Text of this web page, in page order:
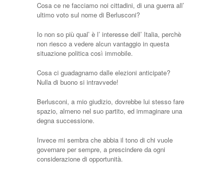
Cosa ce ne facciamo noi cittadini, di una guerra all’
ultimo voto sul nome di Berlusconi?
Io non so più qual’ è l’ interesse dell’ Italia, perchè
non riesco a vedere alcun vantaggio in questa
situazione politica così immobile.
Cosa ci guadagnamo dalle elezioni anticipate?
Nulla di buono si intravvede!
Berlusconi, a mio giudizio, dovrebbe lui stesso fare
spazio, almeno nel suo partito, ed immaginare una
degna successione.
Invece mi sembra che abbia il tono di chi vuole
governare per sempre, a prescindere da ogni
considerazione di opportunità.